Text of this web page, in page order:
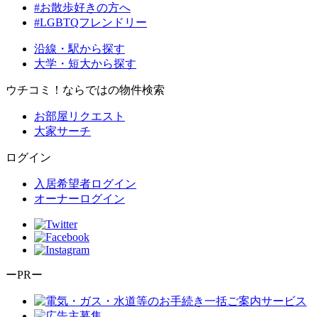
#お散歩好きの方へ
#LGBTQフレンドリー
沿線・駅から探す
大学・短大から探す
ウチコミ！ならではの物件検索
お部屋リクエスト
大家サーチ
ログイン
入居希望者ログイン
オーナーログイン
ーPRー